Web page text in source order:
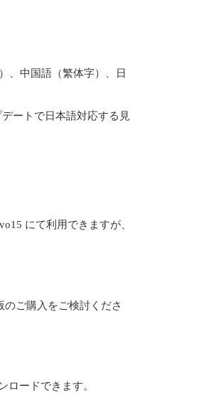
、中国語（繁体字）、日
ートで日本語対応する見
にて利用できますが、
ご購入をご検討くださ
ードできます。